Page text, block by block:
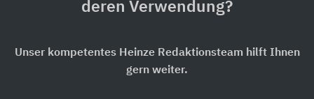
deren Verwendung?
Unser kompetentes Heinze Redaktionsteam hilft Ihnen
gern weiter.